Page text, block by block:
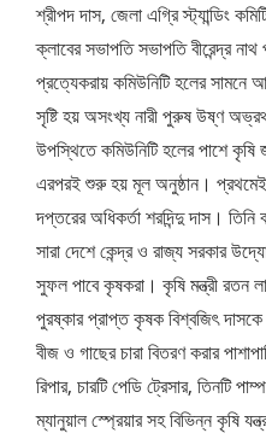
শ্রীপদ দাস, জেলা এগ্রি স্ট্যান্ডিং
ক্লাবের সভাপতি সভাপতি বীরেন্দ্র
প্রত্যেকরায় কমিউনিটি হলের সামনে
সৃষ্টি হয় অসংখ্য নারী পুরুষ উষ্ণ
উপস্থিতে কমিউনিটি হলের পাশে
এরপরই শুরু হয় মূল অনুষ্ঠান। প্রথমেই
দপ্তরের অধিকর্তা শরদিন্দু দাস।
সারা দেশে কেন্দ্র ও রাজ্য সরকার
সুফল পাবে কৃষকরা। কৃষি মন্ত্রী রতন
পুরষ্কার প্রাপ্ত কৃষক বিশ্বজিৎ দাসকে
বীজ ও গাছের চারা বিতরণ করার
রিপার, চারটি পেডি ট্রেসার, তিনটি
ম্যানুয়াল স্প্রেয়ার সহ বিভিন্ন কৃষি